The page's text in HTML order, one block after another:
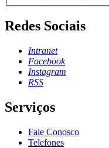
Redes Sociais
Intranet
Facebook
Instagram
RSS
Serviços
Fale Conosco
Telefones